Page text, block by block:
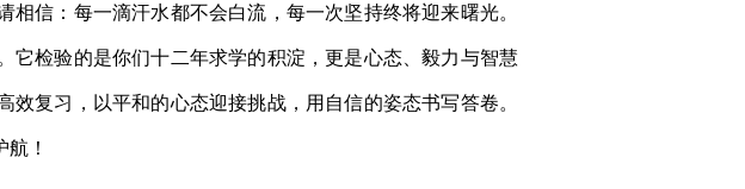
信：每一滴汗水都不会白流，每一次坚持终将迎来曙光。
它检验的是你们十二年求学的积淀，更是心态、毅力与智慧
复习，以平和的心态迎接挑战，用自信的姿态书写答卷。
！